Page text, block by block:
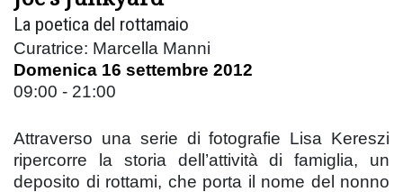
La poetica del rottamaio
Curatrice: Marcella Manni
Domenica 16 settembre 2012
09:00 - 21:00
Attraverso una serie di fotografie Lisa Kereszi
ripercorre la storia dell’attività di famiglia, un
deposito di rottami, che porta il nome del nonno